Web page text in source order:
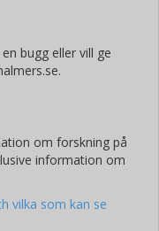
bugg eller vill ge
om forskning på
information om
vilka som kan se